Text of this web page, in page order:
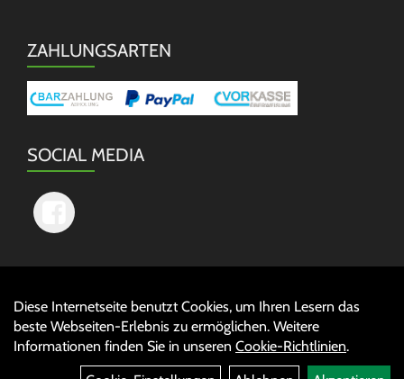
ZAHLUNGSARTEN
SOCIAL MEDIA
Diese Internetseite benutzt Cookies, um Ihren Lesern das
beste Webseiten-Erlebnis zu ermöglichen. Weitere
Informationen finden Sie in unseren Cookie-Richtlinien.
Auftrag widerrufen